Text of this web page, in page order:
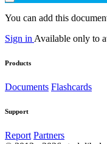
You can add this
Sign in Available only to
Products
Documents Flashcards
Support
Report Partners